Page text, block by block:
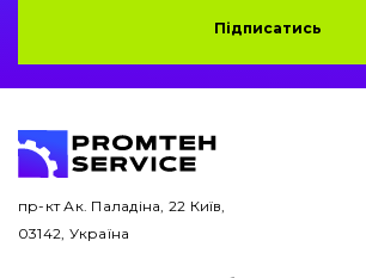
Підписатись
пр-кт Ак. Паладіна, 22 Київ,
03142, Україна